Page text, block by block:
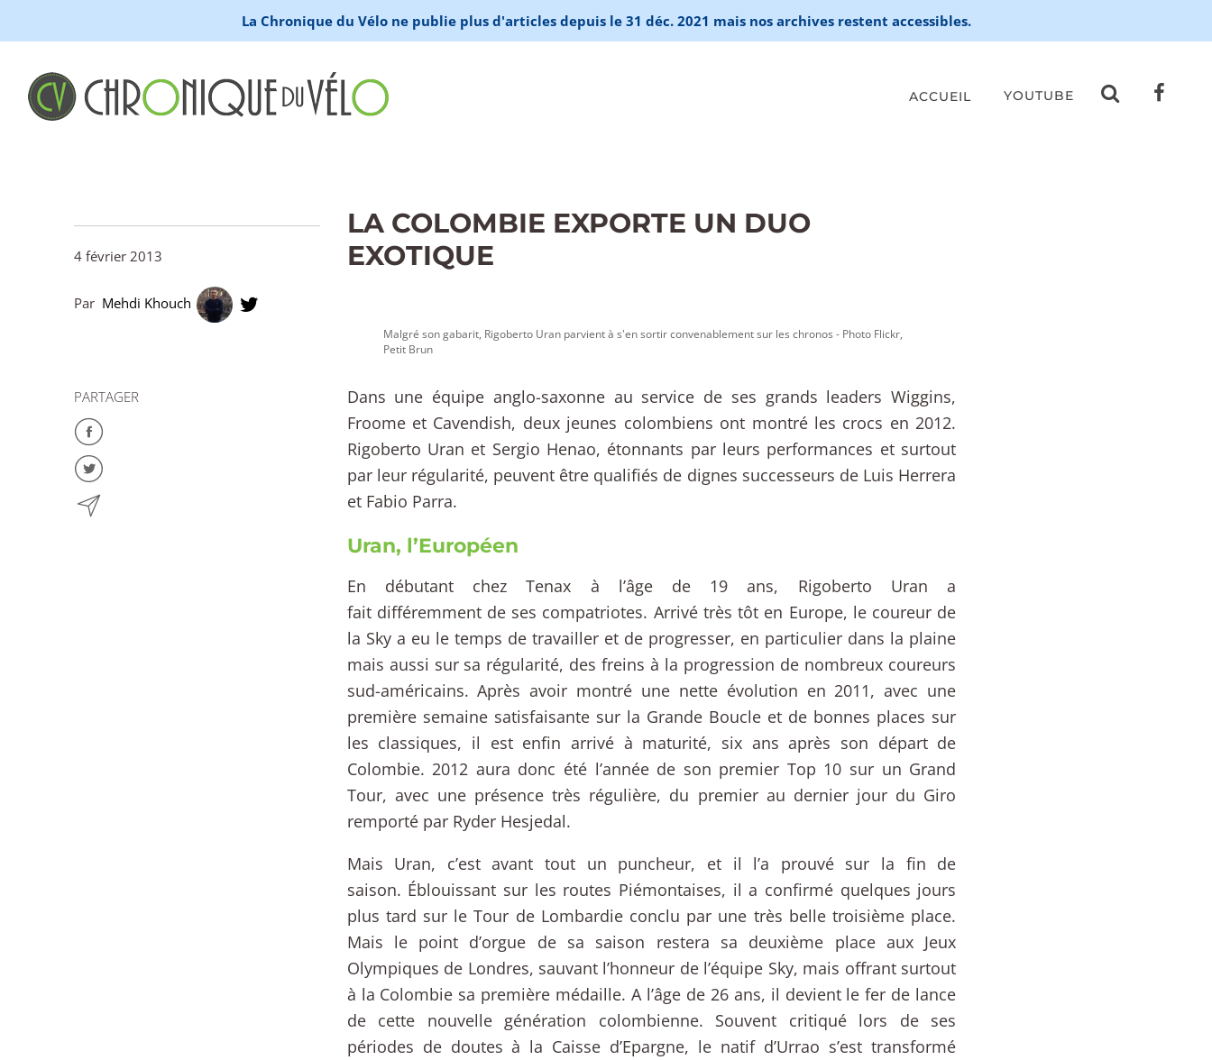
La Chronique du Vélo ne publie plus d'articles depuis le 31 déc. 2021 mais nos archives restent accessibles.
ACCUEIL YOUTUBE
4 février 2013
Par Mehdi Khouch
PARTAGER
LA COLOMBIE EXPORTE UN DUO
EXOTIQUE
Malgré son gabarit, Rigoberto Uran parvient à s'en sortir convenablement sur les chronos - Photo Flickr,
Petit Brun
Dans une équipe anglo-saxonne au service de ses grands leaders Wiggins,
Froome et Cavendish, deux jeunes colombiens ont montré les crocs en 2012.
Rigoberto Uran et Sergio Henao, étonnants par leurs performances et surtout
par leur régularité, peuvent être qualifiés de dignes successeurs de Luis Herrera
et Fabio Parra.
Uran, l’Européen
En débutant chez Tenax à l’âge de 19 ans, Rigoberto Uran a
fait différemment de ses compatriotes. Arrivé très tôt en Europe, le coureur de
la Sky a eu le temps de travailler et de progresser, en particulier dans la plaine
mais aussi sur sa régularité, des freins à la progression de nombreux coureurs
sud-américains. Après avoir montré une nette évolution en 2011, avec une
première semaine satisfaisante sur la Grande Boucle et de bonnes places sur
les classiques, il est enfin arrivé à maturité, six ans après son départ de
Colombie. 2012 aura donc été l’année de son premier Top 10 sur un Grand
Tour, avec une présence très régulière, du premier au dernier jour du Giro
remporté par Ryder Hesjedal.
Mais Uran, c’est avant tout un puncheur, et il l’a prouvé sur la fin de
saison. Éblouissant sur les routes Piémontaises, il a confirmé quelques jours
plus tard sur le Tour de Lombardie conclu par une très belle troisième place.
Mais le point d’orgue de sa saison restera sa deuxième place aux Jeux
Olympiques de Londres, sauvant l’honneur de l’équipe Sky, mais offrant surtout
à la Colombie sa première médaille. A l’âge de 26 ans, il devient le fer de lance
de cette nouvelle génération colombienne. Souvent critiqué lors de ses
périodes de doutes à la Caisse d’Epargne, le natif d’Urrao s’est transformé